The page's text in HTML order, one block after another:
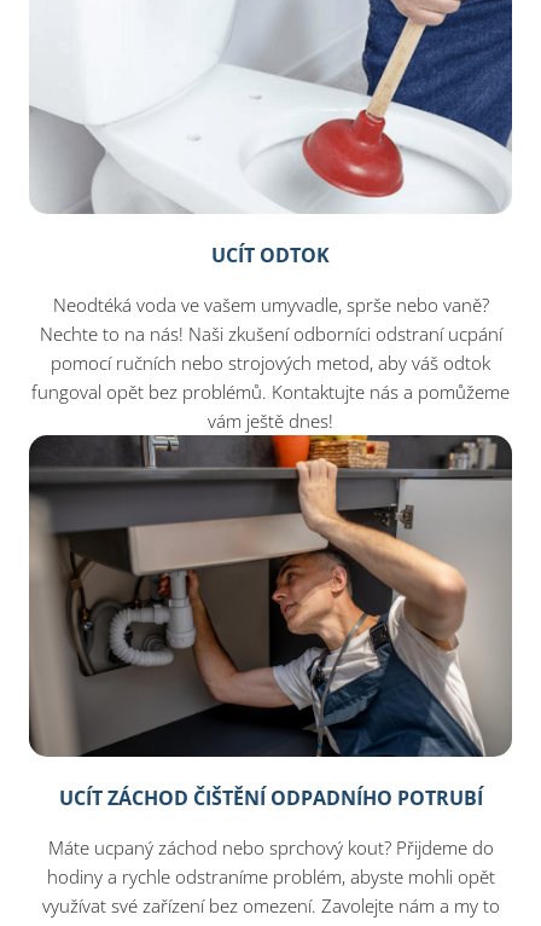
UCÍT ODTOK
Neodtéká voda ve vašem umyvadle, sprše nebo vaně?
Nechte to na nás! Naši zkušení odborníci odstraní ucpání
pomocí ručních nebo strojových metod, aby váš odtok
fungoval opět bez problémů. Kontaktujte nás a pomůžeme
vám ještě dnes!​
UCÍT ZÁCHOD ČIŠTĚNÍ ODPADNÍHO POTRUBÍ
Máte ucpaný záchod nebo sprchový kout? Přijdeme do
hodiny a rychle odstraníme problém, abyste mohli opět
využívat své zařízení bez omezení. Zavolejte nám a my to